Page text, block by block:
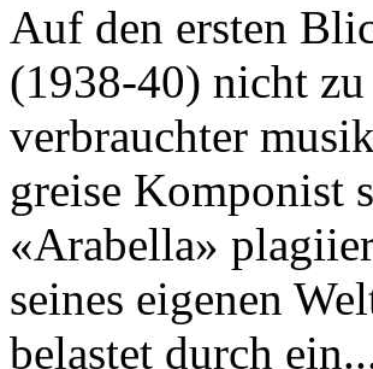
Auf den ersten
(1938-40) nicht
verbrauchter
greise Komponist
«Arabella»
seines eigenen
belastet durch